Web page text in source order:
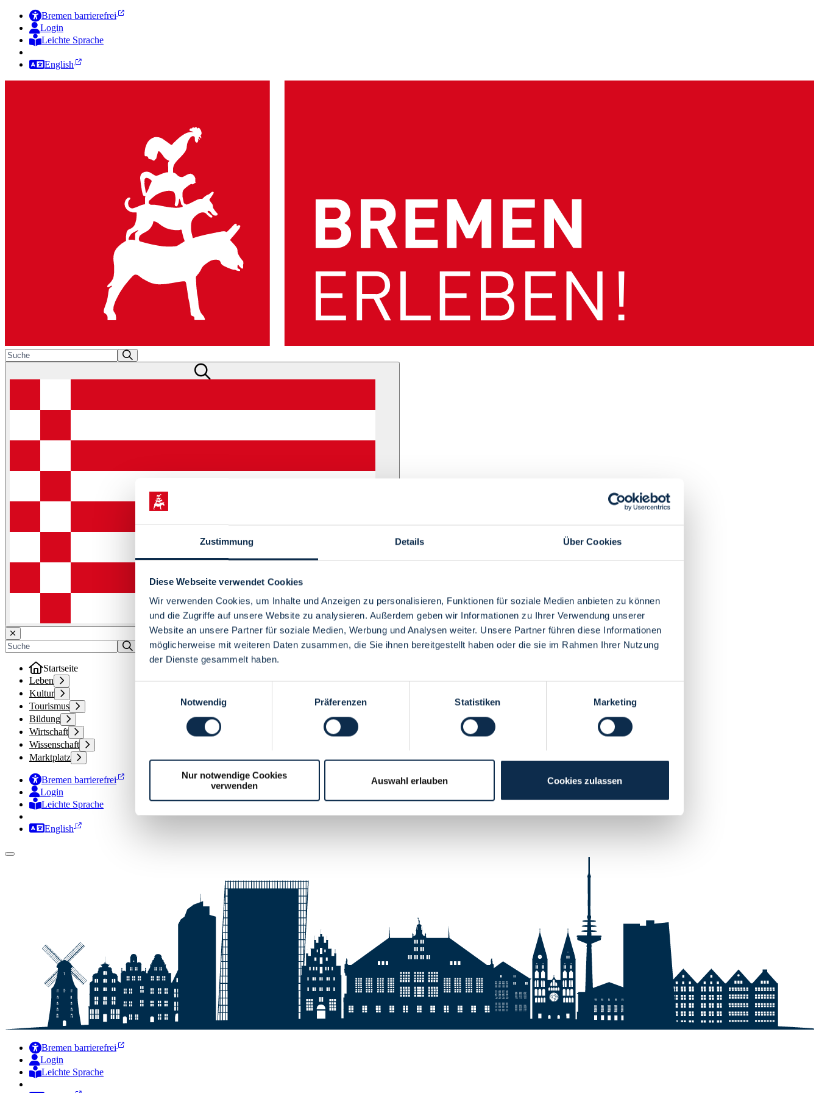
Zustimmung Details Über Cookies
Diese Webseite verwendet Cookies
Wir verwenden Cookies, um Inhalte und Anzeigen zu personalisieren, Funktionen für soziale Medien anbieten zu können
und die Zugriffe auf unsere Website zu analysieren. Außerdem geben wir Informationen zu Ihrer Verwendung unserer
Website an unsere Partner für soziale Medien, Werbung und Analysen weiter. Unsere Partner führen diese Informationen
möglicherweise mit weiteren Daten zusammen, die Sie ihnen bereitgestellt haben oder die sie im Rahmen Ihrer Nutzung
der Dienste gesammelt haben.
Notwendig
Präferenzen Statistiken Marketing
Nur notwendige Cookies
verwenden
Auswahl erlauben Cookies zulassen
Bremen barrierefrei
Login
Leichte Sprache
English
Menü
Startseite
Leben
Kultur
Tourismus
Bildung
Wirtschaft
Wissenschaft
Marktplatz
Bremen barrierefrei
Login
Leichte Sprache
Zur Deutschen Gebärdensprache
English
Bremen barrierefrei
Login
Leichte Sprache